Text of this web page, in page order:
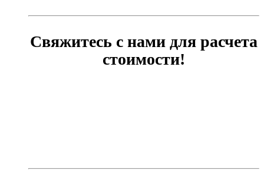
Свяжитесь с нами для расчета
стоимости!